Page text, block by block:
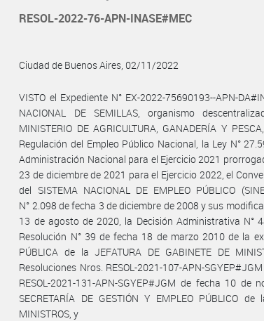
RESOL-2022-76-APN-INASE#MEC
Ciudad de Buenos Aires, 02/11/2022
VISTO el Expediente N° EX-2022-75690193--APN-
NACIONAL DE SEMILLAS, organismo
MINISTERIO DE AGRICULTURA, GANADERÍA Y
Regulación del Empleo Público Nacional, la Ley N°
Administración Nacional para el Ejercicio 2021
23 de diciembre de 2021 para el Ejercicio 2022, el
del SISTEMA NACIONAL DE EMPLEO PÚBLICO
N° 2.098 de fecha 3 de diciembre de 2008 y sus
13 de agosto de 2020, la Decisión Administrativa N°
Resolución N° 39 de fecha 18 de marzo 2010 de la ex
PÚBLICA de la JEFATURA DE GABINETE DE
Resoluciones Nros. RESOL-2021-107-APN-
RESOL-2021-131-APN-SGYEP#JGM de fecha 10 de
SECRETARÍA DE GESTIÓN Y EMPLEO PÚBLICO
MINISTROS, y